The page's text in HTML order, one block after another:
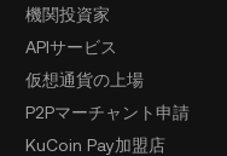
機関投資家
APIサービス
仮想通貨の上場
P2Pマーチャント申請
KuCoin Pay加盟店